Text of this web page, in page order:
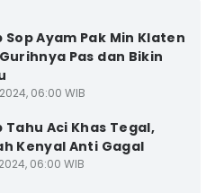
Sop Ayam Pak Min Klaten
Pas dan Bikin
06:00 WIB
Tahu Aci Khas Tegal,
Kenyal Anti Gagal
06:00 WIB